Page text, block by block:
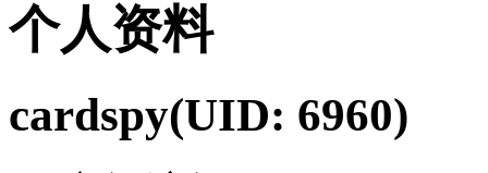
个人资料
cardspy(UID: 6960)